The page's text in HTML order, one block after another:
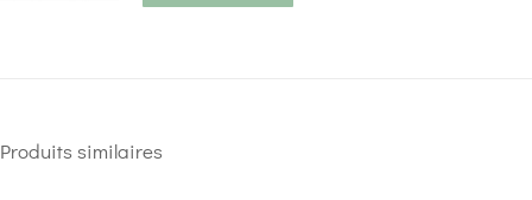
Produits similaires